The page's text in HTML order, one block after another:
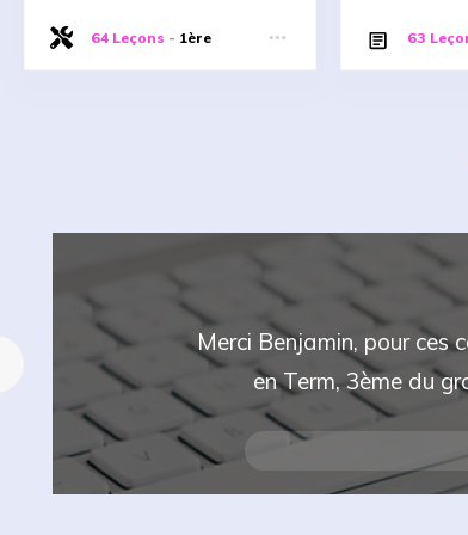
64 Leçons - 1ère 63
Merci Benjamin, pour ces
en Term, 3ème du